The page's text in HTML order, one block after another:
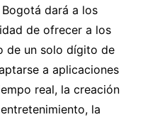
Bogotá dará a los
de ofrecer a los
de un solo dígito de
a aplicaciones
real, la creación
la